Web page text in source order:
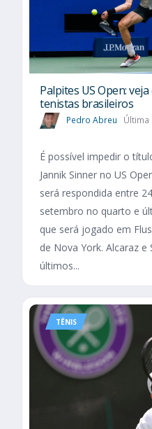
Palpites US Open:
tenistas brasileiros
Pedro Abreu Última
É possível impedir o
Jannik Sinner no US
será respondida entre
setembro no quarto e
que será jogado em
de Nova York. Alcaraz
últimos...
TÊNIS